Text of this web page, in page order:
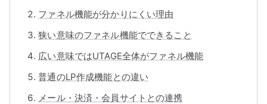
ファネル機能が分かりにくい理由
狭い意味のファネル機能でできること
広い意味ではUTAGE全体がファネル機能
普通のLP作成機能との違い
メール・決済・会員サイトとの連携